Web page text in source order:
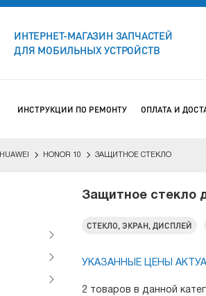
ИНТЕРНЕТ-МАГАЗИН ЗАПЧАСТЕЙ
ДЛЯ МОБИЛЬНЫХ УСТРОЙСТВ
ИНСТРУКЦИИ ПО РЕМОНТУ ОПЛАТА И
HUAWEI HONOR 10 ЗАЩИТНОЕ СТЕКЛО
Защитное стекло
СТЕКЛО, ЭКРАН, ДИСПЛЕЙ
УКАЗАННЫЕ ЦЕНЫ
2 товаров в данной